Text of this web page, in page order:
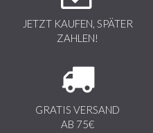
JETZT KAUFEN, SPÄTER
ZAHLEN!
GRATIS VERSAND
AB 75€